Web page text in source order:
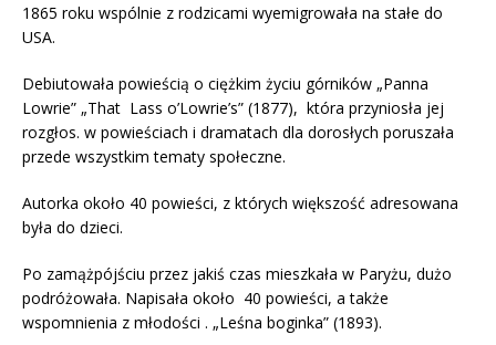
1865 roku wspólnie z rodzicami wyemigrowała na stałe do
USA.
Debiutowała powieścią o ciężkim życiu górników „Panna
Lowrie” „That Lass o’Lowrie’s” (1877), która przyniosła jej
rozgłos. w powieściach i dramatach dla dorosłych poruszała
przede wszystkim tematy społeczne.
Autorka około 40 powieści, z których większość adresowana
była do dzieci.
Po zamążpójściu przez jakiś czas mieszkała w Paryżu, dużo
podróżowała. Napisała około 40 powieści, a także
wspomnienia z młodości . „Leśna boginka” (1893).